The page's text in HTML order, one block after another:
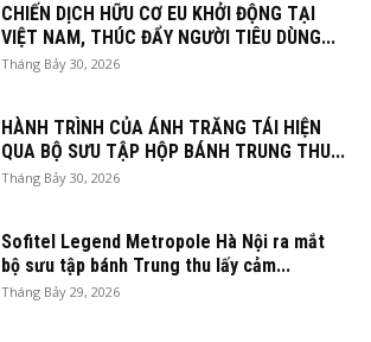
CHIẾN DỊCH HỮU CƠ EU KHỞI ĐỘNG TẠI
VIỆT NAM, THÚC ĐẨY NGƯỜI TIÊU DÙNG...
Tháng Bảy 30, 2026
HÀNH TRÌNH CỦA ÁNH TRĂNG TÁI HIỆN
QUA BỘ SƯU TẬP HỘP BÁNH TRUNG THU...
Tháng Bảy 30, 2026
Sofitel Legend Metropole Hà Nội ra mắt
bộ sưu tập bánh Trung thu lấy cảm...
Tháng Bảy 29, 2026